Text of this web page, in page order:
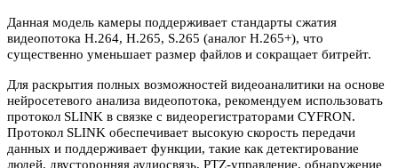
Данная модель камеры поддерживает стандарты сжатия
видеопотока H.264, H.265, S.265 (аналог H.265+), что
существенно уменьшает размер файлов и сокращает битрейт.
Для раскрытия полных возможностей видеоаналитики на основе
нейросетевого анализа видеопотока, рекомендуем использовать
протокол SLINK в связке с видеорегистраторами CYFRON.
Протокол SLINK обеспечивает высокую скорость передачи
данных и поддерживает функции, такие как детектирование
людей, двусторонняя аудиосвязь, PTZ-управление, обнаружение